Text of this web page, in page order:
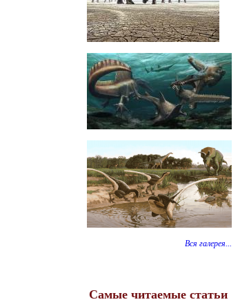
Вся галерея...
Самые читаемые статьи